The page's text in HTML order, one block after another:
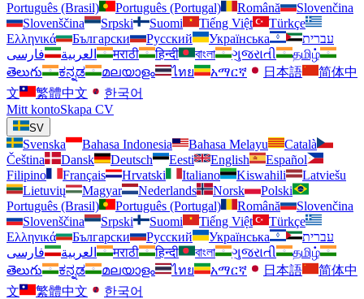
Português (Brasil)
Português (Portugal) Română
Slovenčina
Slovenščina
Srpski Suomi Tiếng Việt
Türkçe
Ελληνικά
Български Русский Українська
עברית
العربية
فارسی मराठी हिन्दी বাংলা ગુજરાતી
தமிழ்
తెలుగు
ಕನ್ನಡ മലയാളം ไทย አማርኛ 日本語
简体中
文
繁體中文
한국어
Mitt kontoSkapa CV
SV
Svenska Bahasa Indonesia Bahasa Melayu
Català
Čeština
Dansk Deutsch Eesti English
Español
Filipino
Français Hrvatski Italiano Kiswahili
Latviešu
Lietuvių
Magyar Nederlands Norsk
Polski
Português (Brasil)
Português (Portugal) Română
Slovenčina
Slovenščina
Srpski Suomi Tiếng Việt
Türkçe
Ελληνικά
Български Русский Українська
עברית
العربية
فارسی मराठी हिन्दी বাংলা ગુજરાતી
தமிழ்
తెలుగు
ಕನ್ನಡ മലയാളം ไทย አማርኛ 日本語
简体中
文
繁體中文 한국어